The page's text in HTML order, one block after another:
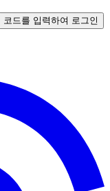
코드를 입력하여 로그인